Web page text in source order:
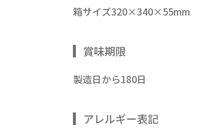
箱サイズ320×340×55mm
賞味期限
製造日から180日
アレルギー表記